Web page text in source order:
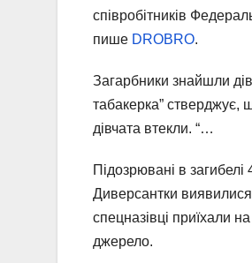
співробітників
пише DROBRO.
Загарбники знайшли
табакерка”
дівчата втекли. “…
Підозрювані в
Диверсантки виявилися
спецназівці приїхали
джерело.